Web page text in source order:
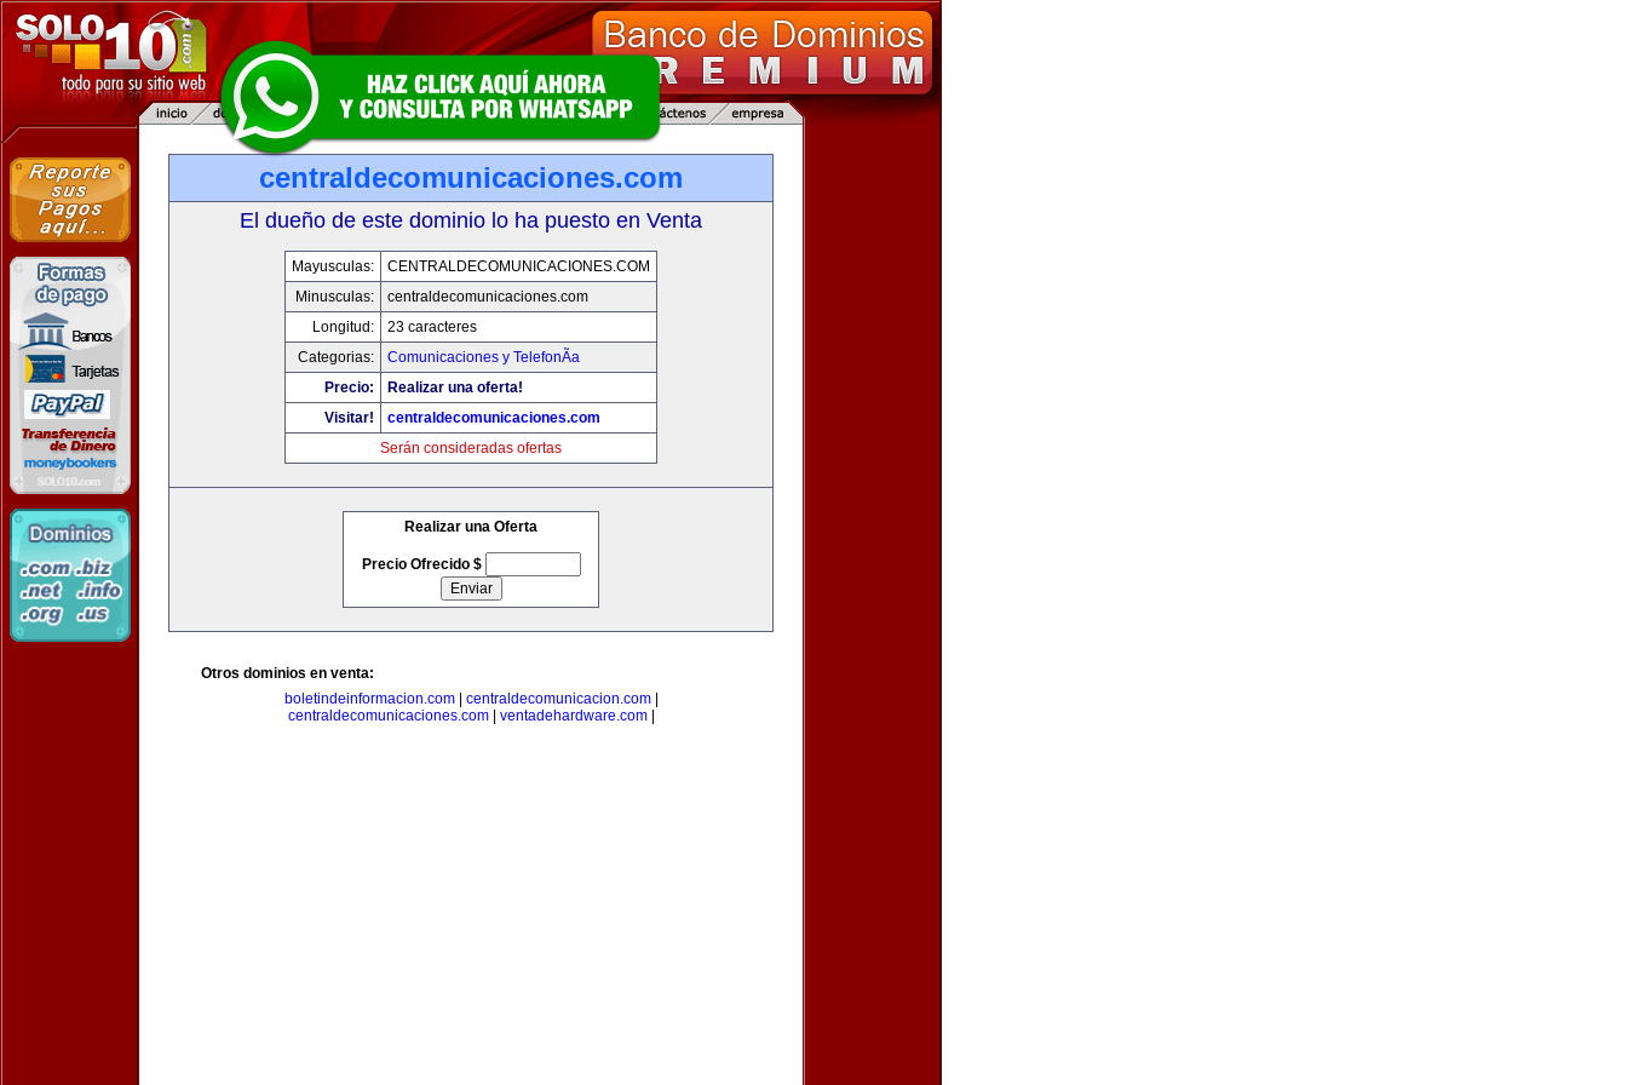
centraldecomunicaciones.com
El dueño de este dominio lo ha puesto en Venta
Mayusculas:
CENTRALDECOMUNICACIONES.COM
Minusculas:
centraldecomunicaciones.com
Longitud:
23 caracteres
Categorias:
Comunicaciones y TelefonÃ­a
Precio:
Realizar una oferta!
Visitar!
centraldecomunicaciones.com
Serán consideradas ofertas
Realizar una Oferta
Precio Ofrecido $
Otros dominios en venta:
boletindeinformacion.com| centraldecomunicacion.com|
centraldecomunicaciones.com| ventadehardware.com|